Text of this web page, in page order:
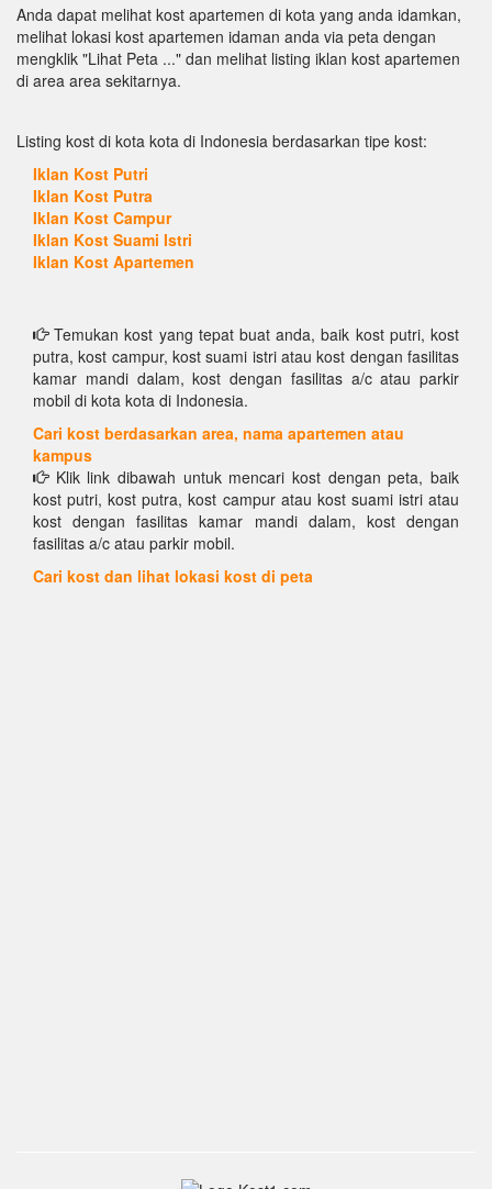
Anda dapat melihat kost apartemen di kota yang anda idamkan,
melihat lokasi kost apartemen idaman anda via peta dengan
mengklik "Lihat Peta ..." dan melihat listing iklan kost apartemen
di area area sekitarnya.
Listing kost di kota kota di Indonesia berdasarkan tipe kost:
Iklan Kost Putri
Iklan Kost Putra
Iklan Kost Campur
Iklan Kost Suami Istri
Iklan Kost Apartemen
Temukan kost yang tepat buat anda, baik kost putri, kost
putra, kost campur, kost suami istri atau kost dengan fasilitas
kamar mandi dalam, kost dengan fasilitas a/c atau parkir
mobil di kota kota di Indonesia.
Cari kost berdasarkan area, nama apartemen atau
kampus
Klik link dibawah untuk mencari kost dengan peta, baik
kost putri, kost putra, kost campur atau kost suami istri atau
kost dengan fasilitas kamar mandi dalam, kost dengan
fasilitas a/c atau parkir mobil.
Cari kost dan lihat lokasi kost di peta